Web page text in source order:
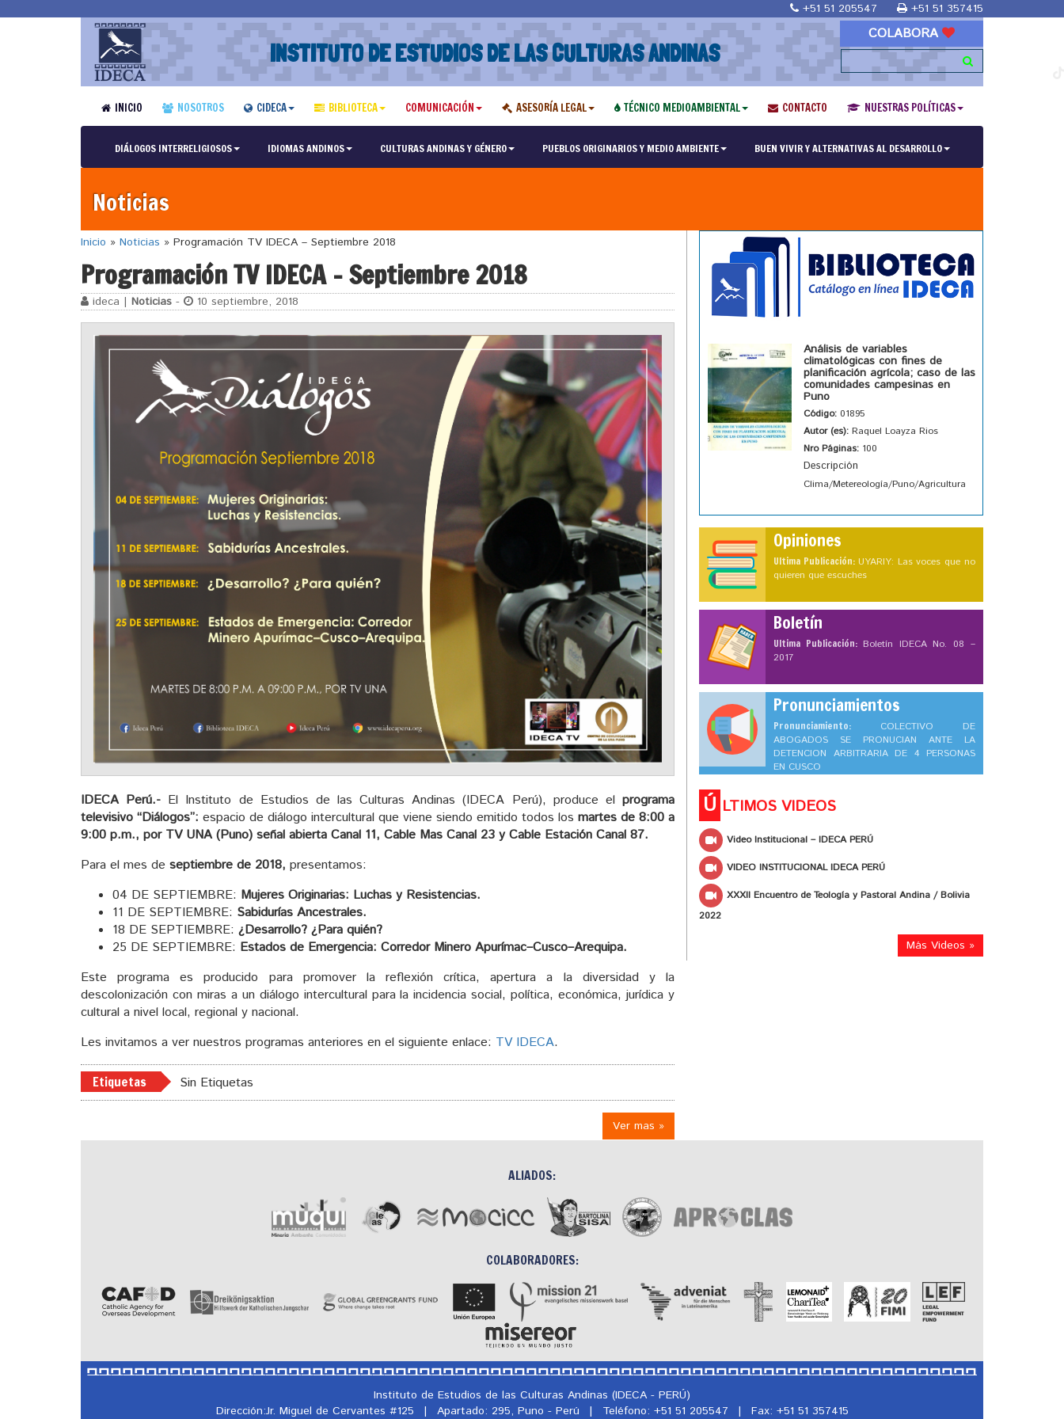
+51 51 205547 +51 51 357415
INSTITUTO DE ESTUDIOS DE LAS CULTURAS ANDINAS
COLABORA
INICIO NOSOTROS CIDECA BIBLIOTECA COMUNICACIÓN ASESORÍA LEGAL TÉCNICO MEDIOAMBIENTAL CONTACTO NUESTRAS POLÍTICAS
DIÁLOGOS INTERRELIGIOSOS IDIOMAS ANDINOS CULTURAS ANDINAS Y GÉNERO PUEBLOS ORIGINARIOS Y MEDIO AMBIENTE BUEN VIVIR Y ALTERNATIVAS AL DESARROLLO
Noticias
Inicio » Noticias » Programación TV IDECA – Septiembre 2018
Programación TV IDECA – Septiembre 2018
ideca | Noticias - 10 septiembre, 2018
IDECA Perú.- El Instituto de Estudios de las Culturas Andinas (IDECA Perú), produce elprograma
televisivo “Diálogos”: espacio de diálogo intercultural que viene siendo emitido todos los martes de 8:00 a
9:00 p.m., por TV UNA (Puno) señal abierta Canal 11, Cable Mas Canal 23 y Cable Estación Canal 87.
Para el mes de septiembre de 2018, presentamos:
04 DE SEPTIEMBRE: Mujeres Originarias: Luchas y Resistencias.
11 DE SEPTIEMBRE: Sabidurías Ancestrales.
18 DE SEPTIEMBRE: ¿Desarrollo? ¿Para quién?
25 DE SEPTIEMBRE: Estados de Emergencia: Corredor Minero Apurímac–Cusco–Arequipa.
Este programa es producido para promover la reflexión crítica, apertura a la diversidad y la
descolonización con miras a un diálogo intercultural para la incidencia social, política, económica, jurídica y
cultural a nivel local, regional y nacional.
Les invitamos a ver nuestros programas anteriores en el siguiente enlace: TV IDECA.
Etiquetas Sin Etiquetas
Ver mas »
Análisis de variables
climatológicas con fines de
planificación agrícola; caso de las
comunidades campesinas en
Puno
Código: 01895
Autor (es): Raquel Loayza Rios
Nro Páginas: 100
Descripción
Clima/Metereología/Puno/Agricultura
Opiniones
Ultima Publicación: UYARIY: Las voces que no
quieren que escuches
Boletín
Ultima Publicación: Boletín IDECA No. 08 –
2017
Pronunciamientos
Pronunciamiento: COLECTIVO DE
ABOGADOS SE PRONUCIAN ANTE LA
DETENCION ARBITRARIA DE 4 PERSONAS
EN CUSCO
Ú LTIMOS VIDEOS
Video Institucional – IDECA PERÚ
VIDEO INSTITUCIONAL IDECA PERÚ
XXXII Encuentro de Teología y Pastoral Andina / Bolivia
2022
Más Videos »
ALIADOS:
COLABORADORES:
Instituto de Estudios de las Culturas Andinas (IDECA - PERÚ)
Dirección:Jr. Miguel de Cervantes #125
| Apartado: 295, Puno - Perú | Teléfono: +51 51 205547 |
Fax: +51 51 357415